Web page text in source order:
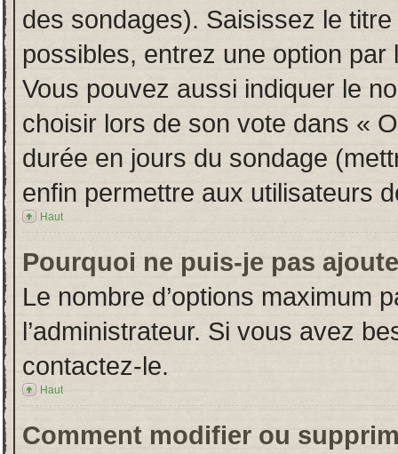
des sondages). Saisissez le
possibles, entrez une option
Vous pouvez aussi indiquer le
choisir lors de son vote dans «
durée en jours du sondage
enfin permettre aux utilisateurs
Haut
Pourquoi ne puis-je pas
Le nombre d’options maximum
l’administrateur. Si vous avez
contactez-le.
Haut
Comment modifier ou